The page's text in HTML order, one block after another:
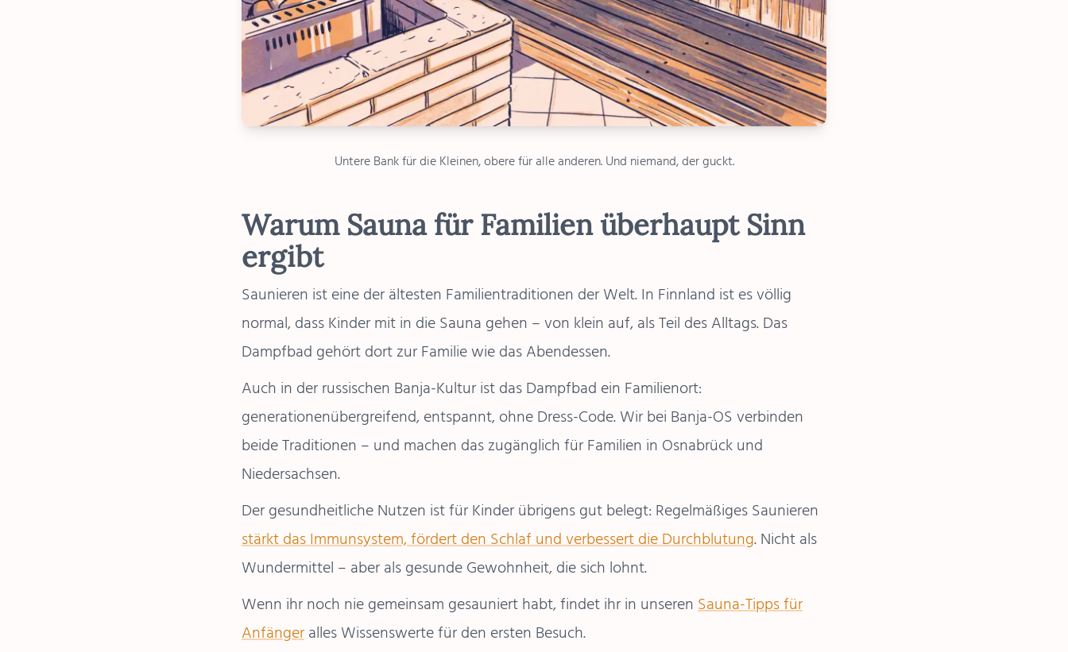
Untere Bank für die Kleinen, obere für alle anderen. Und niemand, der guckt.
Warum Sauna für Familien überhaupt Sinn
ergibt
Saunieren ist eine der ältesten Familientraditionen der Welt. In Finnland ist es völlig
normal, dass Kinder mit in die Sauna gehen – von klein auf, als Teil des Alltags. Das
Dampfbad gehört dort zur Familie wie das Abendessen.
Auch in der russischen Banja-Kultur ist das Dampfbad ein Familienort:
generationenübergreifend, entspannt, ohne Dress-Code. Wir bei Banja-OS verbinden
beide Traditionen – und machen das zugänglich für Familien in Osnabrück und
Niedersachsen.
Der gesundheitliche Nutzen ist für Kinder übrigens gut belegt: Regelmäßiges Saunieren
stärkt das Immunsystem, fördert den Schlaf und verbessert die Durchblutung. Nicht als
Wundermittel – aber als gesunde Gewohnheit, die sich lohnt.
Wenn ihr noch nie gemeinsam gesauniert habt, findet ihr in unseren Sauna-Tipps für
Anfänger alles Wissenswerte für den ersten Besuch.